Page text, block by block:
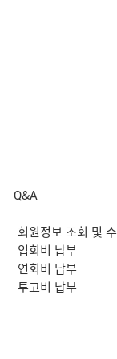
Q&A
회원정보 조회 및
입회비 납부
연회비 납부
투고비 납부